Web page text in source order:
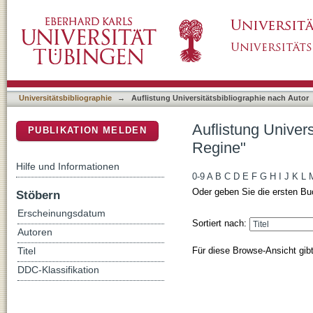
Universitätsbibliographie → Auflistung Universitätsbibliographie nach Autor
Auflistung
Regine"
0-9 A B C D E F G H J K L
Oder geben Sie die ersten
Sortiert nach:
Für diese Browse-Ansicht
PUBLIKATION MELDEN
Hilfe und Informationen
Stöbern
Erscheinungsdatum
Autoren
Titel
DDC-Klassifikation